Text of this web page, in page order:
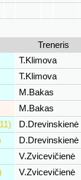
Treneris
T.Klimova
T.Klimova
M.Bakas
M.Bakas
D.Drevinskienė
D.Drevinskienė
V.Zvicevičienė
V.Zvicevičienė